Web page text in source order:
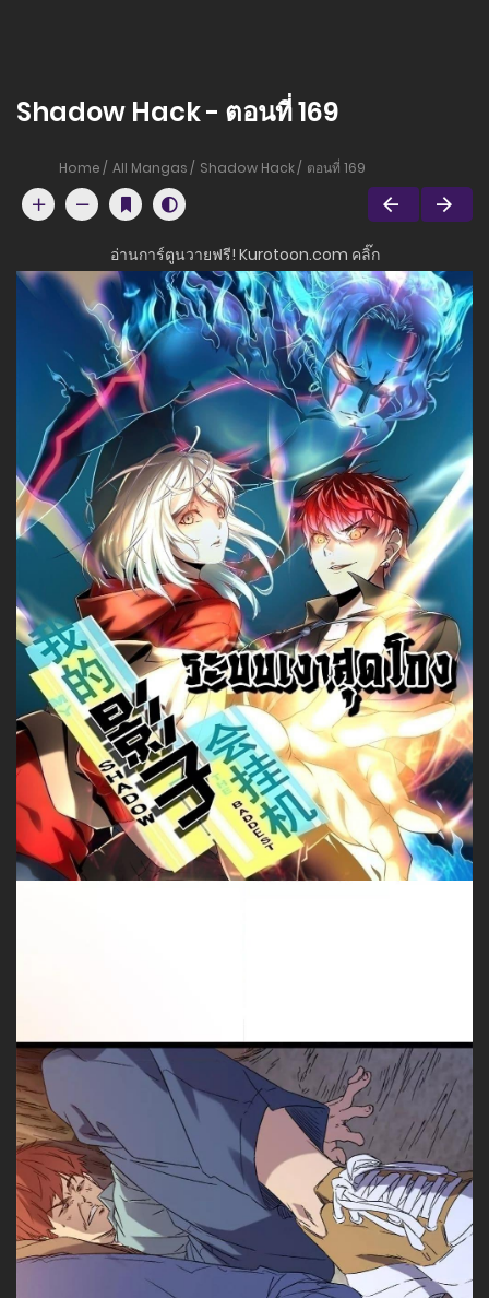
Shadow Hack - ตอนที่ 169
Home All Mangas Shadow Hack ตอนที่ 169
อ่านการ์ตูนวายฟรี! Kurotoon.com คลิ๊ก